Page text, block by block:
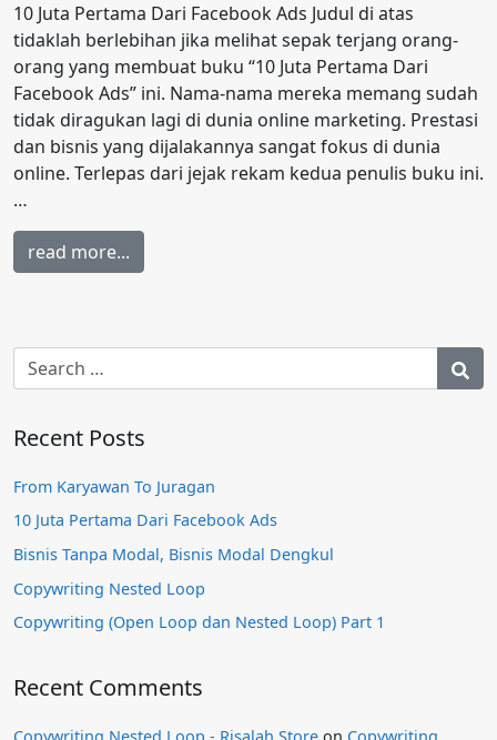
10 Juta Pertama Dari Facebook Ads Judul di atas
tidaklah berlebihan jika melihat sepak terjang orang-
orang yang membuat buku “10 Juta Pertama Dari
Facebook Ads” ini. Nama-nama mereka memang sudah
tidak diragukan lagi di dunia online marketing. Prestasi
dan bisnis yang dijalakannya sangat fokus di dunia
online. Terlepas dari jejak rekam kedua penulis buku ini.
…
read more...
Recent Posts
From Karyawan To Juragan
10 Juta Pertama Dari Facebook Ads
Bisnis Tanpa Modal, Bisnis Modal Dengkul
Copywriting Nested Loop
Copywriting (Open Loop dan Nested Loop) Part 1
Recent Comments